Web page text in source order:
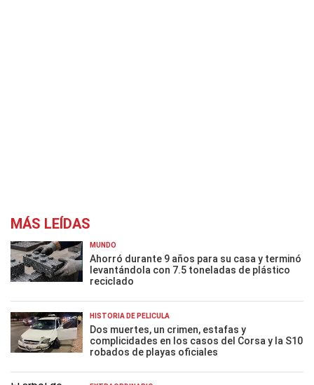
MÁS LEÍDAS
MUNDO
Ahorró durante 9 años para su casa y terminó
levantándola con 7.5 toneladas de plástico
reciclado
HISTORIA DE PELÍCULA
Dos muertes, un crimen, estafas y
complicidades en los casos del Corsa y la S10
robados de playas oficiales